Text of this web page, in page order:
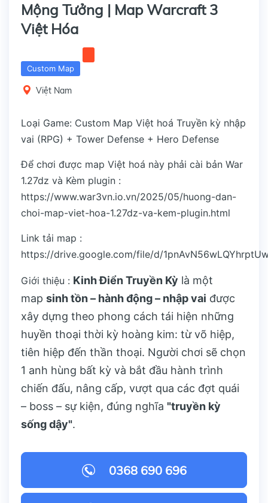
Mộng Tưởng | Map Warcraft 3
Việt Hóa
Custom Map
Việt Nam
Loại Game: Custom Map Việt hoá Truyền kỳ nhập
vai (RPG) + Tower Defense + Hero Defense
Để chơi được map Việt hoá này phải cài bản War
1.27dz và Kèm plugin :
https://www.war3vn.io.vn/2025/05/huong-dan-
choi-map-viet-hoa-1.27dz-va-kem-plugin.html
Link tải map :
https://drive.google.com/file/d/
Giới thiệu : Kinh Điển Truyền Kỳ là một
map sinh tồn – hành động – nhập vai được
xây dựng theo phong cách tái hiện những
huyền thoại thời kỳ hoàng kim: từ võ hiệp,
tiên hiệp đến thần thoại. Người chơi sẽ chọn
1 anh hùng bất kỳ và bắt đầu hành trình
chiến đấu, nâng cấp, vượt qua các đợt quái
– boss – sự kiện, đúng nghĩa "truyền kỳ
sống dậy".
0368 690 696